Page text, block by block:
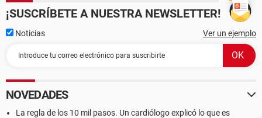
¡SUSCRÍBETE A NUESTRA NEWSLETTER!
Noticias Ver un ejemplo
NOVEDADES
La regla de los 10 mil pasos. Un cardiólogo explicó lo que es